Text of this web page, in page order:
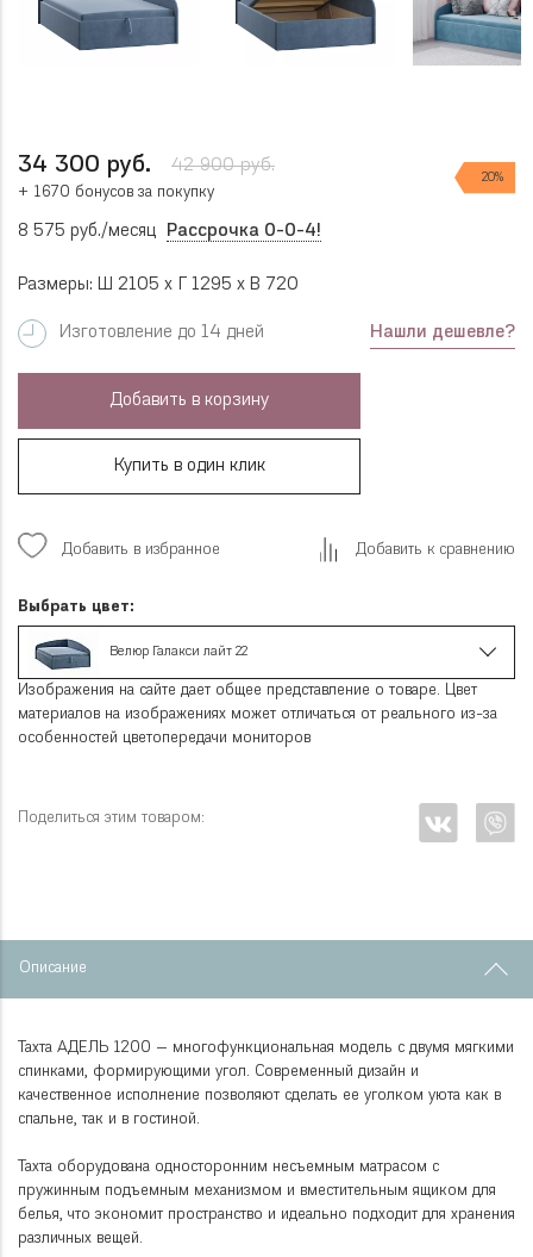
34 300 руб. 42 900 руб.
20%
+ 1670 бонусов за покупку
8 575 руб./месяц Рассрочка 0-0-4!
Размеры: Ш 2105 x Г 1295 x В 720
Изготовление до 14 дней Нашли дешевле?
Добавить в корзину
Купить в один клик
Добавить в избранное Добавить к сравнению
Выбрать цвет:
Велюр Галакси лайт 22
Изображения на сайте дает общее представление о товаре. Цвет
материалов на изображениях может отличаться от реального из-за
особенностей цветопередачи мониторов
Поделиться этим товаром:
Описание
Тахта АДЕЛЬ 1200 — многофункциональная модель с двумя мягкими
спинками, формирующими угол. Современный дизайн и
качественное исполнение позволяют сделать ее уголком уюта как в
спальне, так и в гостиной.
Тахта оборудована односторонним несъемным матрасом с
пружинным подъемным механизмом и вместительным ящиком для
белья, что экономит пространство и идеально подходит для хранения
различных вещей.